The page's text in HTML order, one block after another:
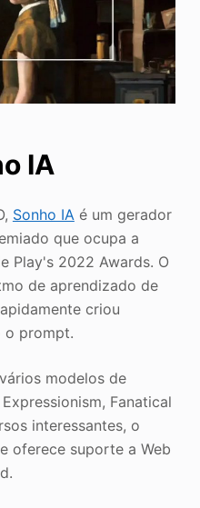
IA
Sonho IA é um gerador
que ocupa a
Play's 2022 Awards. O
de aprendizado de
criou
o prompt.
modelos de
Fanatical
interessantes, o
oferece suporte a Web